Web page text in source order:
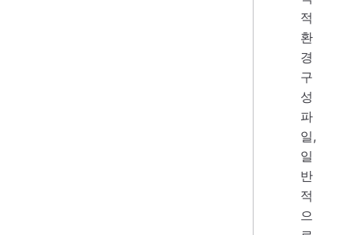
적
환
경
구
성
파
일,
일
반
적
으